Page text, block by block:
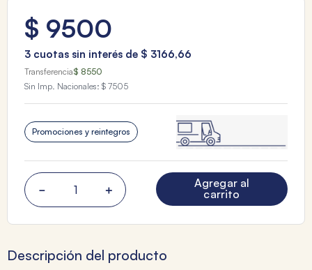
$ 9500
3 cuotas sin interés de $ 3166,66
Transferencia$ 8550
Sin Imp. Nacionales: $ 7505
Promociones y reintegros
＋
－
Agregar al
carrito
Descripción del producto